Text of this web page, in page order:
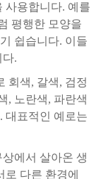
사용합니다. 예를
평행한 모양을
쉽습니다. 이들
.
회색, 갈색, 검정
, 노란색, 파란색
대표적인 예로는
에서 살아온 생
다른 환경에